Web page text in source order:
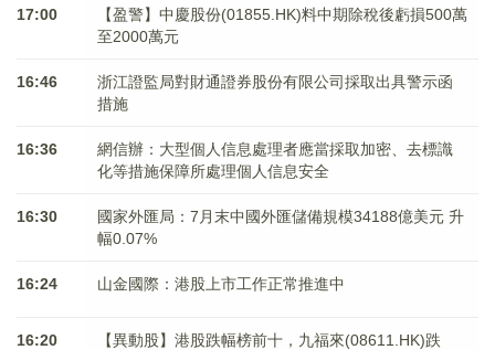
17:00
【盈警】中慶股份(01855.HK)料中期除稅後虧損500萬
至2000萬元
16:46
浙江證監局對財通證券股份有限公司採取出具警示函
措施
16:36
網信辦：大型個人信息處理者應當採取加密、去標識
化等措施保障所處理個人信息安全
16:30
國家外匯局：7月末中國外匯儲備規模34188億美元 升
幅0.07%
16:24 山金國際：港股上市工作正常推進中
16:20
【異動股】港股跌幅榜前十，九福來(08611.HK)跌